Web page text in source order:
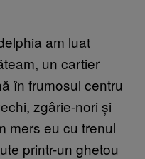
am luat
un cartier
în frumosul centru
zgârie-nori și
mers eu cu trenul
printr-un ghetou